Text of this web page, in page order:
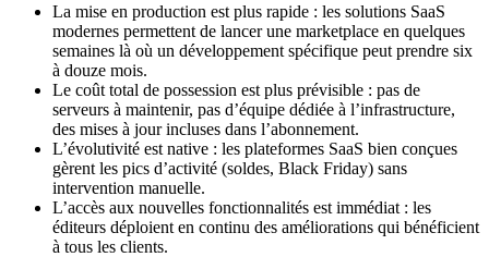
La mise en production est plus rapide : les solutions SaaS
modernes permettent de lancer une marketplace en quelques
semaines là où un développement spécifique peut prendre six
à douze mois.
Le coût total de possession est plus prévisible : pas de
serveurs à maintenir, pas d’équipe dédiée à l’infrastructure,
des mises à jour incluses dans l’abonnement.
L’évolutivité est native : les plateformes SaaS bien conçues
gèrent les pics d’activité (soldes, Black Friday) sans
intervention manuelle.
L’accès aux nouvelles fonctionnalités est immédiat : les
éditeurs déploient en continu des améliorations qui bénéficient
à tous les clients.